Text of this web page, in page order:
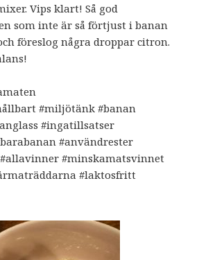
Vips klart! Så god
som inte är så förtjust i banan
föreslog några droppar citron.
#miljötänk #banan
#ingatillsatser
#användrester
#minskamatsvinnet
#laktosfritt